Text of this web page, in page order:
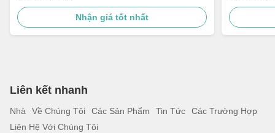
Nhận giá tốt nhất
Liên kết nhanh
Nhà Về Chúng Tôi Các Sản Phẩm Tin Tức
Các Trường Hợp
Liên Hệ Với Chúng Tôi